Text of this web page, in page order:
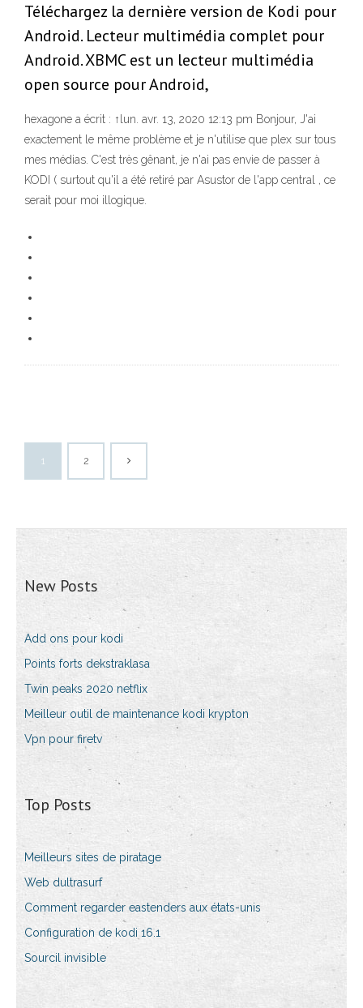
Téléchargez la dernière version de Kodi pour
Android. Lecteur multimédia complet pour
Android. XBMC est un lecteur multimédia
open source pour Android,
hexagone a écrit : ↑lun. avr. 13, 2020 12:13 pm Bonjour, J'ai
exactement le même problème et je n'utilise que plex sur tous
mes médias. C'est très gênant, je n'ai pas envie de passer à
KODI ( surtout qu'il a été retiré par Asustor de l'app central , ce
serait pour moi illogique.
1 2
New Posts
Add ons pour kodi
Points forts dekstraklasa
Twin peaks 2020 netflix
Meilleur outil de maintenance kodi krypton
Vpn pour firetv
Top Posts
Meilleurs sites de piratage
Web dultrasurf
Comment regarder eastenders aux états-unis
Configuration de kodi 16.1
Sourcil invisible